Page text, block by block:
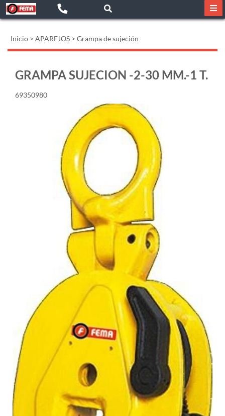
Inicio > APAREJOS > Grampa de sujeción
GRAMPA SUJECION -2-30 MM.-1 T.
69350980